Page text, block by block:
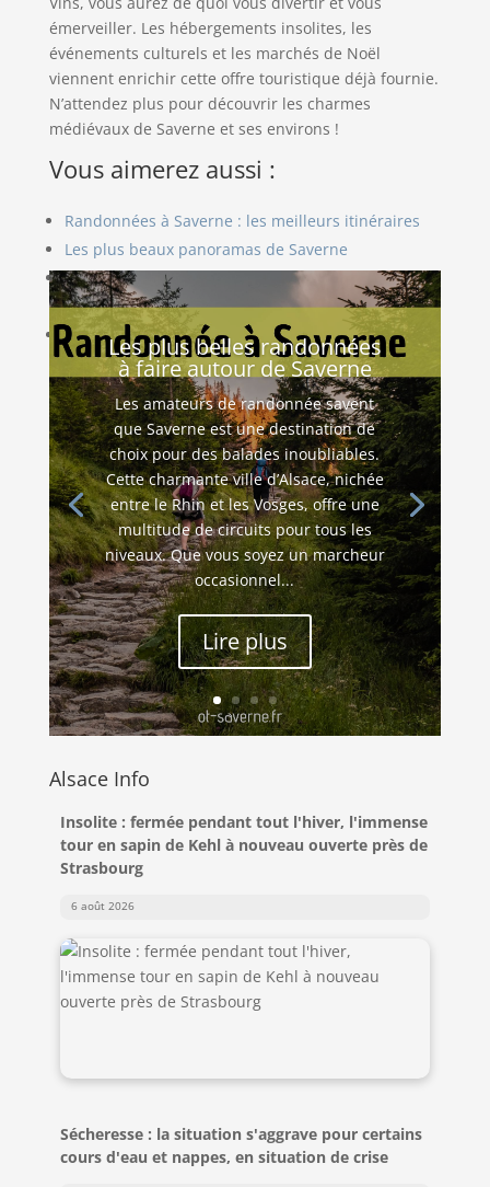
émerveiller. Les hébergements insolites, les
événements culturels et les marchés de Noël
viennent enrichir cette offre touristique déjà fournie.
N’attendez plus pour découvrir les charmes
médiévaux de Saverne et ses environs !
Vous aimerez aussi :
Randonnées à Saverne : les meilleurs itinéraires
Les plus beaux panoramas de Saverne
Saverne, une ville écologique et respectueuse de
l’environnement
Saverne : une destination gastronomique à
découvrir
Les plus belles randonnées
à faire autour de Saverne
Les amateurs de randonnée savent
que Saverne est une destination de
choix pour des balades inoubliables.
Cette charmante ville d’Alsace, nichée
entre le Rhin et les Vosges, offre une
multitude de circuits pour tous les
niveaux. Que vous soyez un marcheur
occasionnel...
Lire plus
Alsace Info
Insolite : fermée pendant tout l'hiver, l'immense
tour en sapin de Kehl à nouveau ouverte près de
Strasbourg
6 août 2026
Sécheresse : la situation s'aggrave pour certains
cours d'eau et nappes, en situation de crise